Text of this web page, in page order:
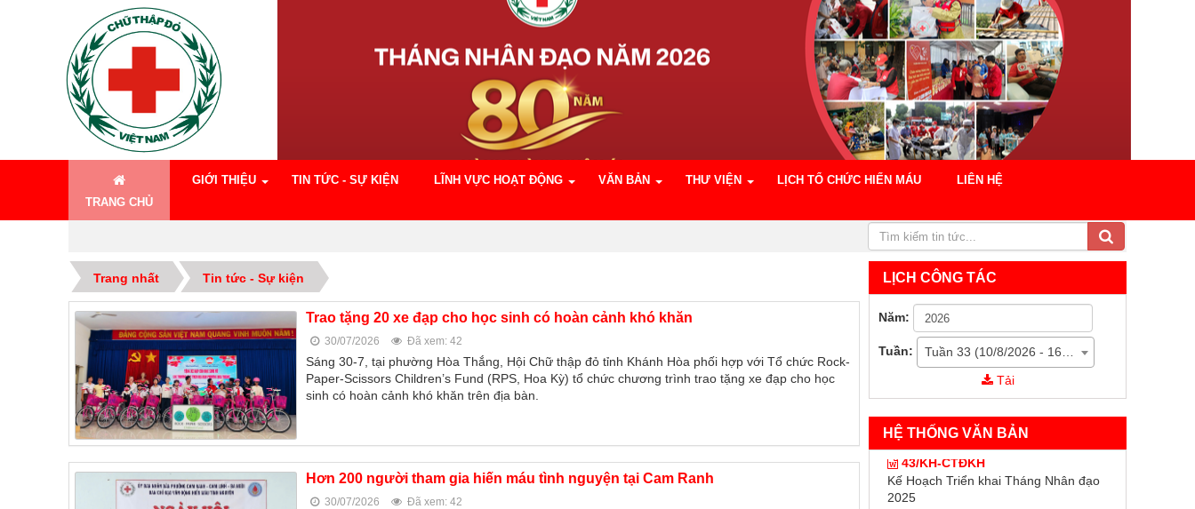
TRANG CHỦ
GIỚI THIỆU TIN TỨC - SỰ KIỆN LĨNH VỰC HOẠT ĐỘNG VĂN BẢN THƯ VIỆN LỊCH TỔ CHỨC HIẾN MÁU LIÊN HỆ
Trang nhất Tin tức - Sự kiện
Trao tặng 20 xe đạp cho học sinh có hoàn cảnh khó khăn
30/07/2026 Đã xem: 42
Sáng 30-7, tại phường Hòa Thắng, Hội Chữ thập đỏ tỉnh Khánh Hòa phối hợp với Tổ chức Rock-
Paper-Scissors Children’s Fund (RPS, Hoa Kỳ) tổ chức chương trình trao tặng xe đạp cho học
sinh có hoàn cảnh khó khăn trên địa bàn.
Hơn 200 người tham gia hiến máu tình nguyện tại Cam Ranh
30/07/2026 Đã xem: 42
LỊCH CÔNG TÁC
Năm:
Tuần:
Tải
HỆ THỐNG VĂN BẢN
43/KH-CTĐKH
Kế Hoạch Triển khai Tháng Nhân đạo
2025